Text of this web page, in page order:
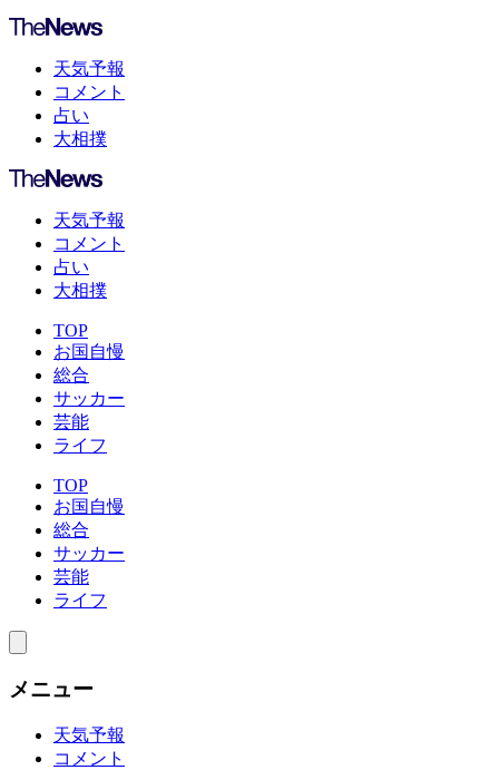
天気予報
コメント
占い
大相撲
天気予報
コメント
占い
大相撲
TOP
お国自慢
総合
サッカー
芸能
ライフ
TOP
お国自慢
総合
サッカー
芸能
ライフ
メニュー
天気予報
コメント